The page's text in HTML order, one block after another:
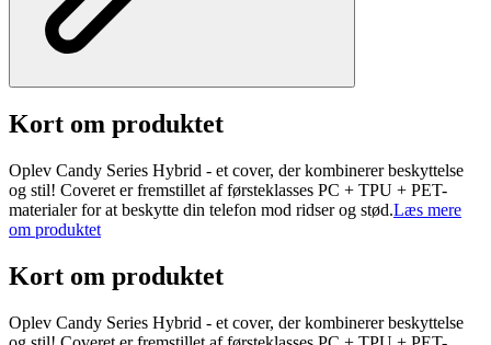
Kort om produktet
Oplev Candy Series Hybrid - et cover, der kombinerer beskyttelse
og stil! Coveret er fremstillet af førsteklasses PC + TPU + PET-
materialer for at beskytte din telefon mod ridser og stød.Læs mere
om produktet
Kort om produktet
Oplev Candy Series Hybrid - et cover, der kombinerer beskyttelse